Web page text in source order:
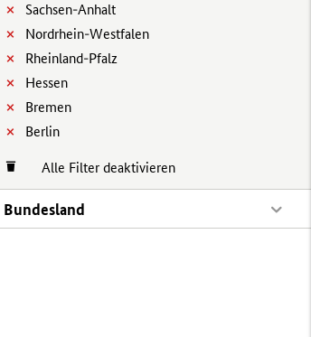
Sachsen-Anhalt
Nordrhein-Westfalen
Rheinland-Pfalz
Hessen
Bremen
Berlin
Alle Filter deaktivieren
Bundesland